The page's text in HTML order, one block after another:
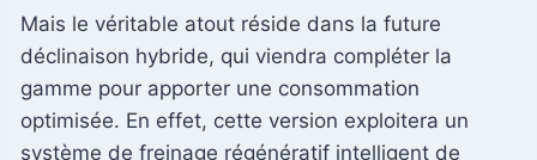
Mais le véritable atout réside dans la future
déclinaison hybride, qui viendra compléter la
gamme pour apporter une consommation
optimisée. En effet, cette version exploitera un
système de freinage régénératif intelligent de